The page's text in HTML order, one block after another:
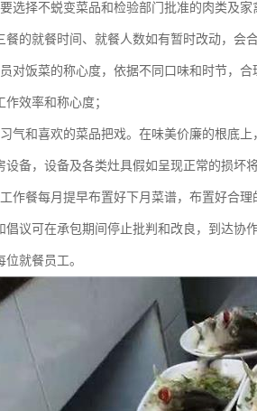
选择不蜕变菜品和检验部门批准的肉类及
餐的就餐时间、就餐人数如有暂时改动，会
对饭菜的称心度，依据不同口味和时节，
效率和称心度；
气和喜欢的菜品把戏。在味美价廉的根底
设备，设备及各类灶具假如呈现正常的损坏
作餐每月提早布置好下月菜谱，布置好合
倡议可在承包期间停止批判和改良，到达
就餐员工。